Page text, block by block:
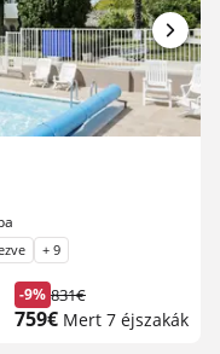
+ 9
-9%
Korábbi
díj
831€
Új
759€ Mert 7 éjszakák